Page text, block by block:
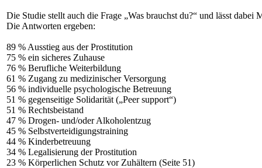
Die Studie stellt auch die Frage „Was brauchst du?“ und lässt dabei
Die Antworten ergeben:
89 % Ausstieg aus der Prostitution
75 % ein sicheres Zuhause
76 % Berufliche Weiterbildung
61 % Zugang zu medizinischer Versorgung
56 % individuelle psychologische Betreuung
51 % gegenseitige Solidarität („Peer support“)
51 % Rechtsbeistand
47 % Drogen- und/oder Alkoholentzug
45 % Selbstverteidigungstraining
44 % Kinderbetreuung
34 % Legalisierung der Prostitution
23 % Körperlichen Schutz vor Zuhältern (Seite 51)